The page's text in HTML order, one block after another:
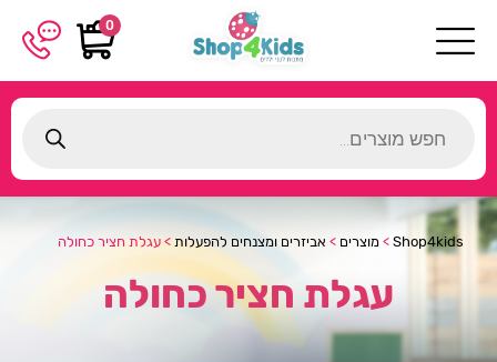
0
search
Shop4kids
> מוצרים > אביזרים ומצנחים להפעלות > עגלת חציר כחולה
עגלת חציר כחולה